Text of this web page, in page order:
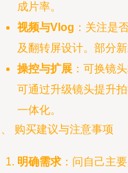
成片率。
视频与Vlog ：关注是
及翻转屏设计。部分
操控与扩展 ：可换镜
可通过升级镜头提升
一体化。
购买建议与注意事项
明确需求 ：问自己主